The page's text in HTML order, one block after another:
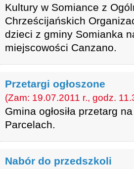
Kultury w Somiance z
Chrześcijańskich
dzieci z gminy Somianka
miejscowości Canzano.
Przetargi ogłoszone
(Zam: 19.07.2011 r., godz.
Gmina ogłosiła przetarg
Parcelach.
Nabór do przedszkoli